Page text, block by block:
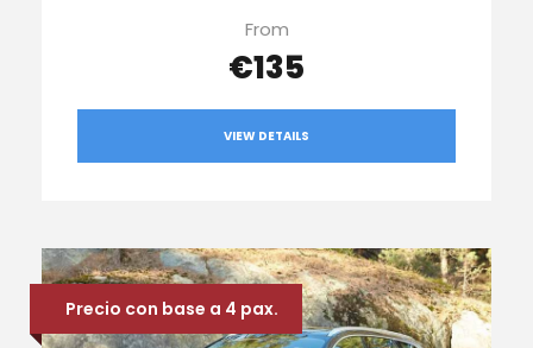
From
€135
VIEW DETAILS
Precio con base a 4 pax.